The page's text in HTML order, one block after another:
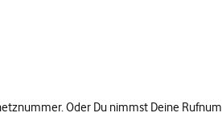
Oder Du nimmst Deine